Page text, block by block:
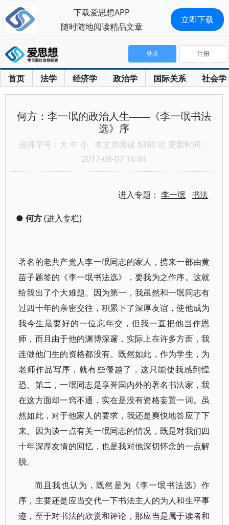
首页 法学 经济学 政治学 国际关系 社会学
登录 注册
何方：李一氓的政治人生——《李一氓书法
选》序
选择字号： 大 中 小 本文共阅读 6380 次 更新时间：
2017-08-07 16:44
进入专题：李一氓 书法
● 何方(进入专栏)
著名的老共产党人李一氓同志的家人，携来一部由黄
苗子题签的《李一氓书法选》，要我为之作序。这就
给我出了个大难题。因为第一，我虽然和一氓同志有
过四十年的亲密交往，积累下了深厚友谊，使他成为
我今生最要好的一位忘年交，但我一直把他当作恩
师，而且由于他的渊博深邃，实际上在许多方面，我
连做他门生的资格都没有。既然如此，作为学生，为
老师作品写序，就有些僭越了，这只能使我感到惶
恐。第二，一氓同志是享誉国内外的著名书法家，我
在这方面却一窍不通，实在是没有资格妄置一词。虽
然如此，对于他家人的要求，我还是爽快地答应了下
来。因为谈一点有关一氓同志的情况，既是对我们四
十年深厚友情的回忆，也是我对他深切怀念的一点解
脱。
而且我也认为，既然是为《李一氓书法选》作
序，主要还是应当交代一下书法主人的为人和生平事
迹，至于对书法的欣赏和评论，那应当是属于读者和
下载爱思想APP
随时随地阅读精品文章
立即下载